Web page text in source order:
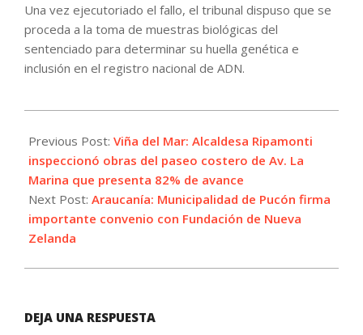
Una vez ejecutoriado el fallo, el tribunal dispuso que se
proceda a la toma de muestras biológicas del
sentenciado para determinar su huella genética e
inclusión en el registro nacional de ADN.
04-
20
Previous Post: Viña del Mar: Alcaldesa Ripamonti
inspeccionó obras del paseo costero de Av. La
Marina que presenta 82% de avance
Next Post: Araucanía: Municipalidad de Pucón firma
importante convenio con Fundación de Nueva
Zelanda
DEJA UNA RESPUESTA